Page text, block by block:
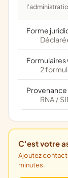
Forme
Formulaires
2
RNA /
C'est votre
Ajoutez contact, activités, photos et annonces. Gratuit, en 5
minutes.